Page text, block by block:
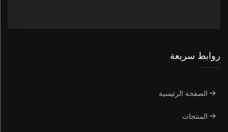
روابط سريعة
الصفحة الرئيسية
المنتجات